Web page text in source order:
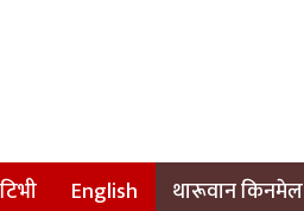
टिभी English थारूवान किनमेल